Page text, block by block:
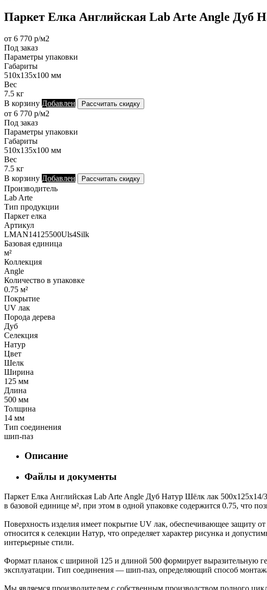
Паркет Елка Английская Lab Arte Angle Дуб
от 6 770 р/м2
Под заказ
Параметры упаковки
Габариты
510х135х100 мм
Вес
7.5 кг
В корзину Добавлен Рассчитать скидку
от 6 770 р/м2
Под заказ
Параметры упаковки
Габариты
510х135х100 мм
Вес
7.5 кг
В корзину Добавлен Рассчитать скидку
Производитель
Lab Arte
Тип продукции
Паркет елка
Артикул
LMAN14125500Uls4Silk
Базовая единица
м²
Коллекция
Angle
Количество в упаковке
0.75 м²
Покрытие
UV лак
Порода дерева
Дуб
Селекция
Натур
Цвет
Шелк
Ширина
125 мм
Длина
500 мм
Толщина
14 мм
Тип соединения
шип-паз
Описание
Файлы и документы
Паркет Елка Английская Lab Arte Angle Дуб Натур Шёлк лак
в базовой единице м², при этом в одной упаковке содержится 0.75, что
Поверхность изделия имеет покрытие UV лак, обеспечивающее защиту
относится к селекции Натур, что определяет характер рисунка и
интерьерные стили.
Формат планок с шириной 125 и длиной 500 формирует выразительную
эксплуатации. Тип соединения — шип-паз, определяющий способ
Мы являемся производителем с собственным производством полного